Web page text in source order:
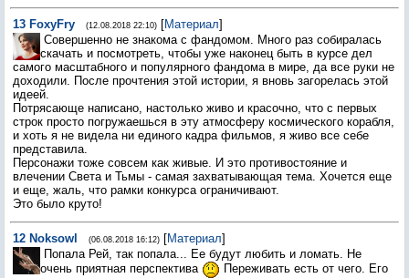
13 FoxyFry (12.08.2018 22:10) [Материал]
Совершенно не знакома с фандомом. Много раз собиралась
скачать и посмотреть, чтобы уже наконец быть в курсе дел
самого масштабного и популярного фандома в мире, да все руки не
доходили. После прочтения этой истории, я вновь загорелась этой
идеей.
Потрясающе написано, настолько живо и красочно, что с первых
строк просто погружаешься в эту атмосферу космического корабля,
и хоть я не видела ни единого кадра фильмов, я живо все себе
представила.
Персонажи тоже совсем как живые. И это противостояние и
влечении Света и Тьмы - самая захватывающая тема. Хочется еще
и еще, жаль, что рамки конкурса ограничивают.
Это было круто!
12 Noksowl (06.08.2018 16:12) [Материал]
Попала Рей, так попала... Ее будут любить и ломать. Не
очень приятная перспектива
Переживать есть от чего. Его